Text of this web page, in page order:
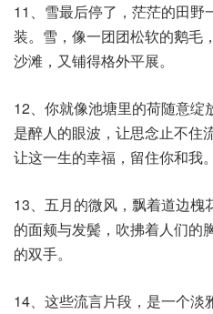
11、雪最后停了，茫茫的田野
装。雪，像一团团松软的鹅毛
沙滩，又铺得格外平展。
12、你就像池塘里的荷随意
是醉人的眼波，让思念止不住
让这一生的幸福，留住你和我。
13、五月的微风，飘着道边槐
的面颊与发鬓，吹拂着人们的
的双手。
14、这些流言片段，是一个